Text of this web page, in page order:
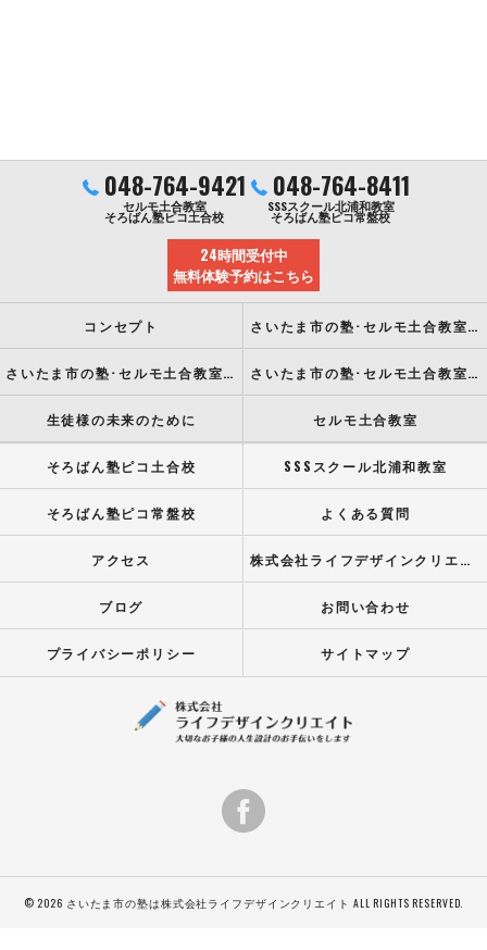
048-764-9421
セルモ土合教室
そろばん塾ピコ土合校
048-764-8411
SSSスクール北浦和教室
そろばん塾ピコ常盤校
24時間受付中
無料体験予約はこちら
コンセプト さいたま市の塾･セルモ土合教室の口コミ情報
さいたま市の塾･セルモ土合教室の評判 さいたま市の塾･セルモ土合教室のお客様の声
生徒様の未来のために セルモ土合教室
そろばん塾ピコ土合校 SSSスクール北浦和教室
そろばん塾ピコ常盤校 よくある質問
アクセス 株式会社ライフデザインクリエイト
ブログ お問い合わせ
プライバシーポリシー サイトマップ
© 2026 さいたま市の塾は株式会社ライフデザインクリエイト ALL RIGHTS RESERVED.